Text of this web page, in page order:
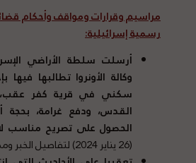
مراسيم وقرارات ومواقف وأحكام
رسمية إسرائيلية:
أرسلت سلطة الأراضي
وكالة الأونروا تطالبها
سكني في قرية كفر عقب،
القدس، ودفع غرامة، بحجة
الحصول على تصريح مناسب
(26 يناير 2024) لتفاصيل الخبر ومصدره الأصلي،